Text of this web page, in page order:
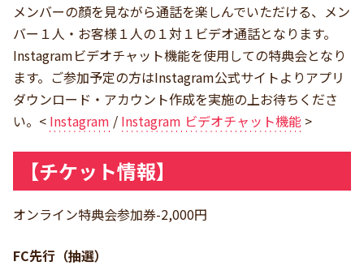
メンバーの顏を見ながら通話を楽しんでいただける、メン
バー１人・お客様１人の１対１ビデオ通話となります。
Instagramビデオチャット機能を使用しての特典会となり
ます。ご参加予定の方はInstagram公式サイトよりアプリ
ダウンロード・アカウント作成を実施の上お待ちくださ
い。< Instagram / Instagram ビデオチャット機能 >
【チケット情報】
オンライン特典会参加券-2,000円
FC先行（抽選）